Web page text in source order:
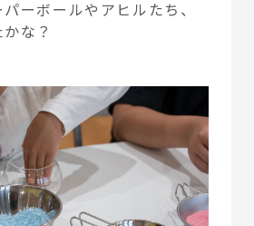
ーボールやアヒルたち、
な？